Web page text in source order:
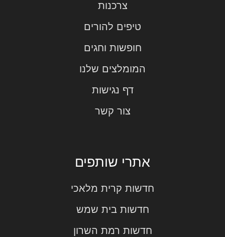
צרכנות
טיפים להורים
חופשות וחגים
המומלצים שלנו
דף נגישות
צור קשר
אתרי שותפים
חדשות קרית מלאכי
חדשות בית שמש
חדשות רמת השרון